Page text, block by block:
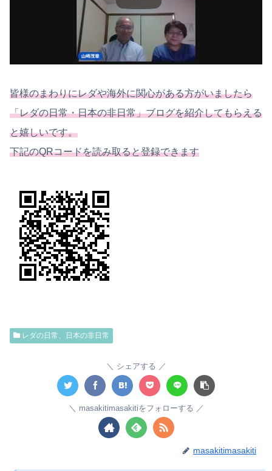
皆様のまわりにレダや海外に関心がある方がいましたら
「レダの日常・日本の非日常」ブログを紹介してもらえる
と嬉しいです。
下記のQRコードを読み取ると登録できます
レダの日常、日本の非日常
シェアする
masakitimasakitiをフォローする
masakitimasakiti